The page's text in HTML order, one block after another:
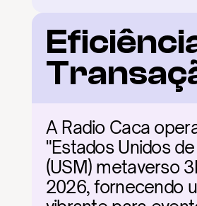
A Radio Caca
"Estados Unidos
(USM) metaverso
2026, fornecendo